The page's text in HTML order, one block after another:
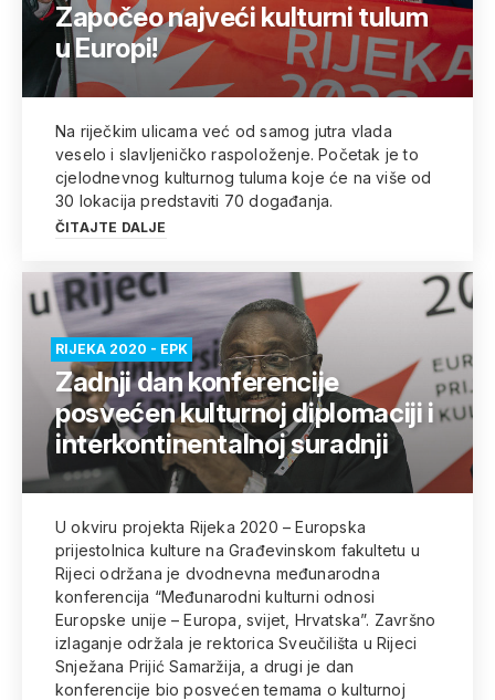
Započeo najveći kulturni tulum
u Europi!
Na riječkim ulicama već od samog jutra vlada
veselo i slavljeničko raspoloženje. Početak je to
cjelodnevnog kulturnog tuluma koje će na više od
30 lokacija predstaviti 70 događanja.
ČITAJTE DALJE
RIJEKA 2020 - EPK
Zadnji dan konferencije
posvećen kulturnoj diplomaciji i
interkontinentalnoj suradnji
U okviru projekta Rijeka 2020 – Europska
prijestolnica kulture na Građevinskom fakultetu u
Rijeci održana je dvodnevna međunarodna
konferencija “Međunarodni kulturni odnosi
Europske unije – Europa, svijet, Hrvatska”. Završno
izlaganje održala je rektorica Sveučilišta u Rijeci
Snježana Prijić Samaržija, a drugi je dan
konferencije bio posvećen temama o kulturnoj